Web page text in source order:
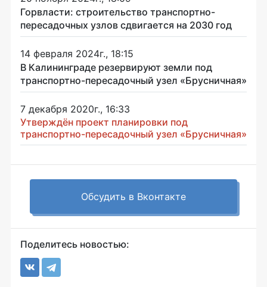
Горвласти: строительство транспортно-
пересадочных узлов сдвигается на 2030 год
14 февраля 2024г., 18:15
В Калининграде резервируют земли под
транспортно-пересадочный узел «Брусничная»
7 декабря 2020г., 16:33
Утверждён проект планировки под
транспортно-пересадочный узел «Брусничная»
Обсудить в Вконтакте
Поделитесь новостью: